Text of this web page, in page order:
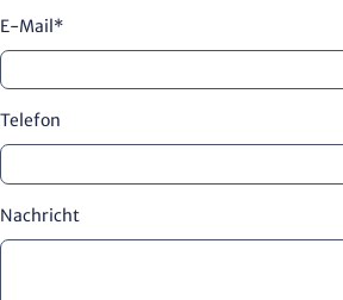
E-Mail*
Telefon
Nachricht